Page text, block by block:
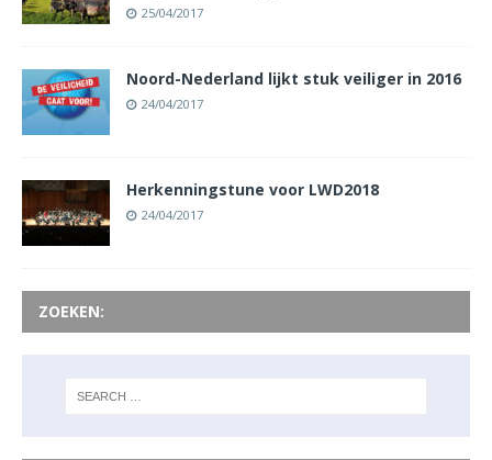
25/04/2017
Noord-Nederland lijkt stuk veiliger in 2016
24/04/2017
Herkenningstune voor LWD2018
24/04/2017
ZOEKEN: